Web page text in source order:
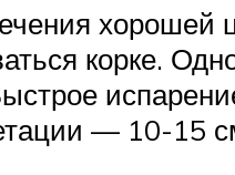
хорошей
корке.
— 10-15